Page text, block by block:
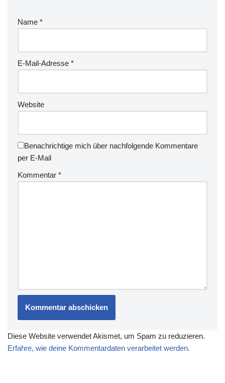
Name *
E-Mail-Adresse *
Website
Benachrichtige mich über nachfolgende Kommentare
per E-Mail
Kommentar *
Diese Website verwendet Akismet, um Spam zu reduzieren.
Erfahre, wie deine Kommentardaten verarbeitet werden.